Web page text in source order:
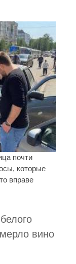
почти
которые
вправе
вино